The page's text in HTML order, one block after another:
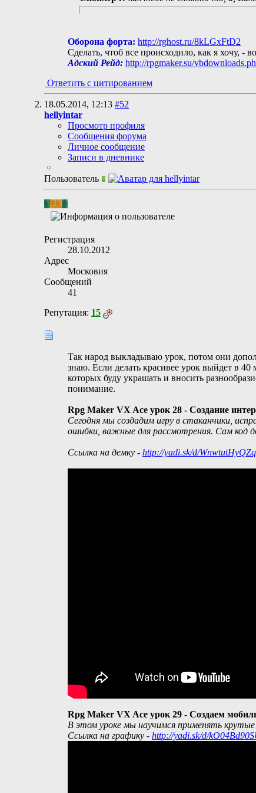
Оборона форта: http://rghost.ru/8kLGxFtD2
Сделать, чтоб все происходило, как я хочу, -
Адский Рейд: http://rpgmaker.su/
Ответить с цитированием
18.05.2014, 12:13 #52
hellyintar
Просмотр профиля
Сообщения форума
Личное сообщение
Записи в дневнике
Пользователь
Регистрация
28.10.2012
Адрес
Московия
Сообщений
41
Репутация: 15
Так народ выкладываю урок, потом они
знаю. Если делать красивее урок выйдет в
которых буду украшать и вносить
понимание.
Rpg Maker VX Ace урок 28 - Создание
Сегодня мы создадим игру в стаканчики,
ошибки, важные для рассмотрения. Сам код
Ссылка на демку - http://yadi.sk/d/
Rpg Maker VX Ace урок 29 - Создаем
В этом уроке мы научимся применять
Ссылка на графику - http://yadi.sk/d/